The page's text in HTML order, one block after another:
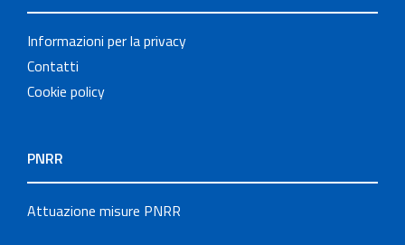
Informazioni per la privacy
Contatti
Cookie policy
PNRR
Attuazione misure PNRR